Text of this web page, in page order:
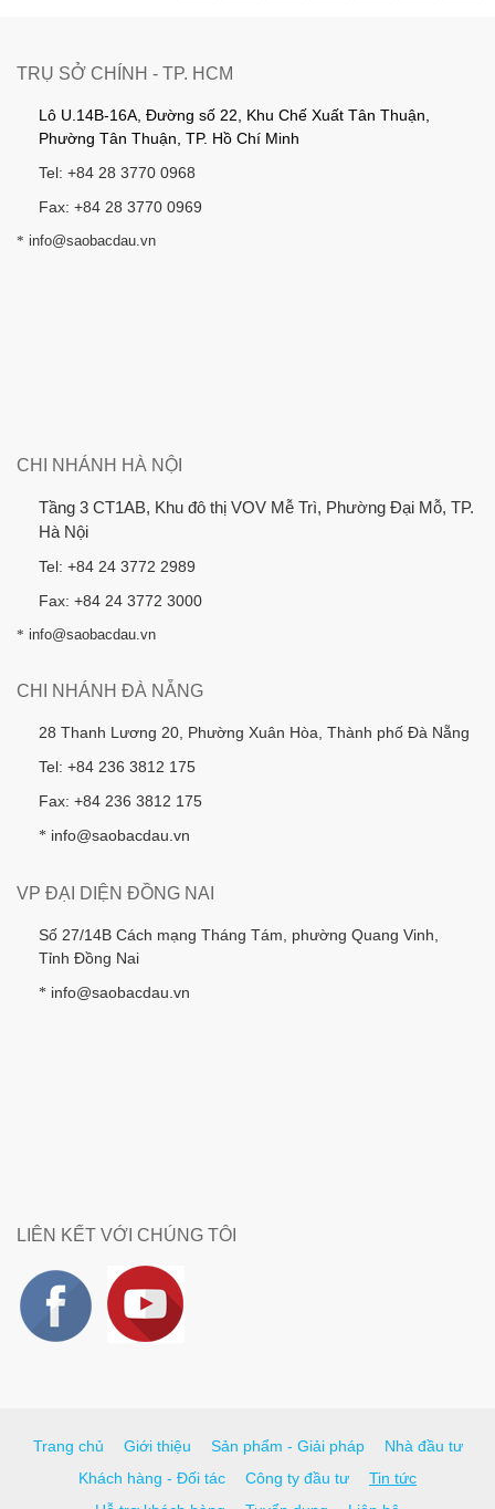
TRỤ SỞ CHÍNH - TP. HCM
Lô U.14B-16A, Đường số 22, Khu Chế Xuất Tân Thuận,
Phường Tân Thuận, TP. Hồ Chí Minh
Tel: +84 28 3770 0968
Fax: +84 28 3770 0969
* info@saobacdau.vn
CHI NHÁNH HÀ NỘI
Tầng 3 CT1AB, Khu đô thị VOV Mễ Trì, Phường Đại Mỗ, TP.
Hà Nội
Tel: +84 24 3772 2989
Fax: +84 24 3772 3000
* info@saobacdau.vn
CHI NHÁNH ĐÀ NẴNG
28 Thanh Lương 20, Phường Xuân Hòa, Thành phố Đà Nẵng
Tel: +84 236 3812 175
Fax: +84 236 3812 175
* info@saobacdau.vn
VP ĐẠI DIỆN ĐỒNG NAI
Số 27/14B Cách mạng Tháng Tám, phường Quang Vinh,
Tỉnh Đồng Nai
* info@saobacdau.vn
LIÊN KẾT VỚI CHÚNG TÔI
Trang chủ Giới thiệu Sản phẩm - Giải pháp
Nhà đầu tư
Khách hàng - Đối tác
Công ty đầu tư
Tin tức